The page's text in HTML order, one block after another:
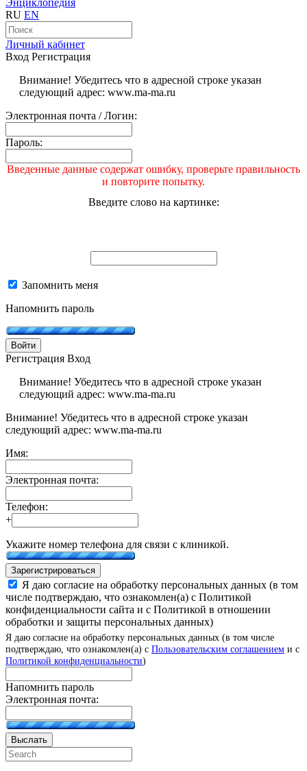
Энциклопедия
RU EN
Личный кабинет
Вход Регистрация
Внимание! Убедитесь что в адресной строке указан
следующий адрес: www.ma-ma.ru
Электронная почта / Логин:
Пароль:
Введенные данные содержат ошибку, проверьте правильность
и повторите попытку.
Введите слово на картинке:
Запомнить меня
Напомнить пароль
Войти
Регистрация Вход
Внимание! Убедитесь что в адресной строке указан
следующий адрес: www.ma-ma.ru
Внимание! Убедитесь что в адресной строке указан
следующий адрес: www.ma-ma.ru
Имя:
Электронная почта:
Телефон:
+
Укажите номер телефона для связи с клиникой.
Зарегистрироваться
Я даю согласие на обработку персональных данных (в том
числе подтверждаю, что ознакомлен(а) с Политикой
конфиденциальности сайта и с Политикой в отношении
обработки и защиты персональных данных)
Я даю согласие на обработку персональных данных (в том числе
подтверждаю, что ознакомлен(а) с Пользовательским соглашением и с
Политикой конфиденциальности)
Напомнить пароль
Электронная почта:
Выслать